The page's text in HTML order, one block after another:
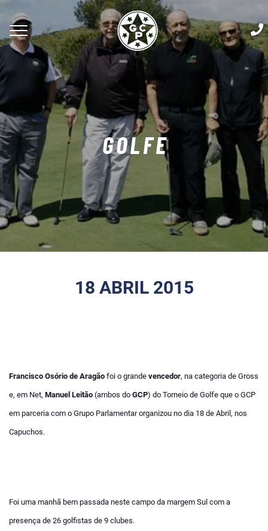
GOLFE
18 ABRIL 2015
Francisco Osório de Aragão foi o grande vencedor, na categoria de Gross
e, em Net, Manuel Leitão (ambos do GCP) do Torneio de Golfe que o GCP
em parceria com o Grupo Parlamentar organizou no dia 18 de Abril, nos
Capuchos.
Foi uma manhã bem passada neste campo da margem Sul com a
presença de 26 golfistas de 9 clubes.